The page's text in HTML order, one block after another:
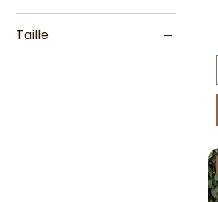
Taille
Taille 1